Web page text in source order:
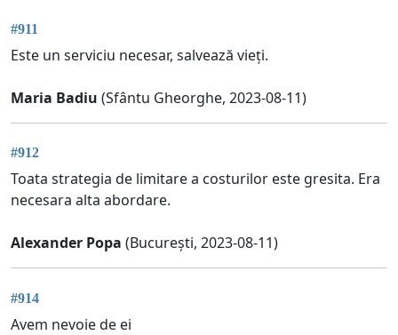
#911
Este un serviciu necesar, salvează vieți.
Maria Badiu (Sfântu Gheorghe, 2023-08-11)
#912
Toata strategia de limitare a costurilor este gresita. Era
necesara alta abordare.
Alexander Popa (București, 2023-08-11)
#914
Avem nevoie de ei